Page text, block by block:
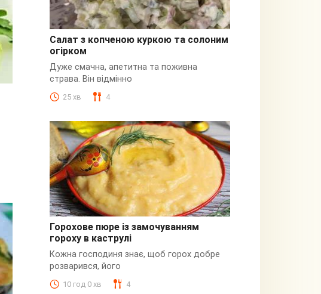
З куркою
Салат з копченою куркою та солоним
огірком
Дуже смачна, апетитна та поживна
страва. Він відмінно
25 хв 4
Пюре
Горохове пюре із замочуванням
гороху в каструлі
Кожна господиня знає, щоб горох добре
розварився, його
10 год 0 хв 4